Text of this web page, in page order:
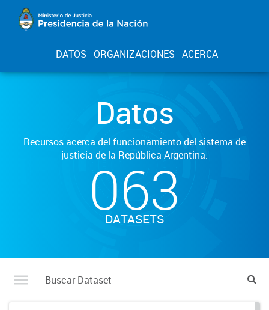
DATOS ORGANIZACIONES ACERCA
Datos
Recursos acerca del funcionamiento del sistema de
justicia de la República Argentina.
063
DATASETS